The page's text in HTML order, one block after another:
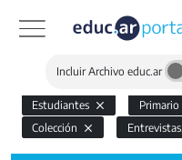
Incluir Archivo educ.ar
Estudiantes Primario
Colección